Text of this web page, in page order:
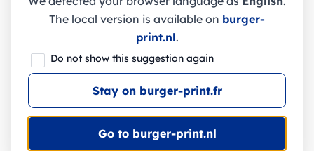
The local version is available on burger-
print.nl.
Do not show this suggestion again
Stay on burger-print.fr
Go to burger-print.nl
IMPERA II. Montre connectée avec
bracelet en silicone - 97428 - Stricker